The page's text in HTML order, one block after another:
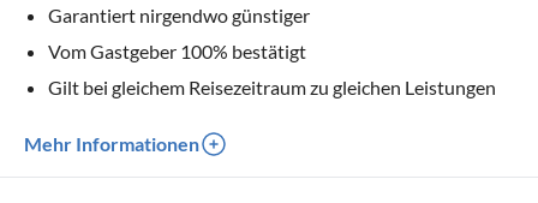
Garantiert nirgendwo günstiger
Vom Gastgeber 100% bestätigt
Gilt bei gleichem Reisezeitraum zu gleichen Leistungen
Mehr Informationen